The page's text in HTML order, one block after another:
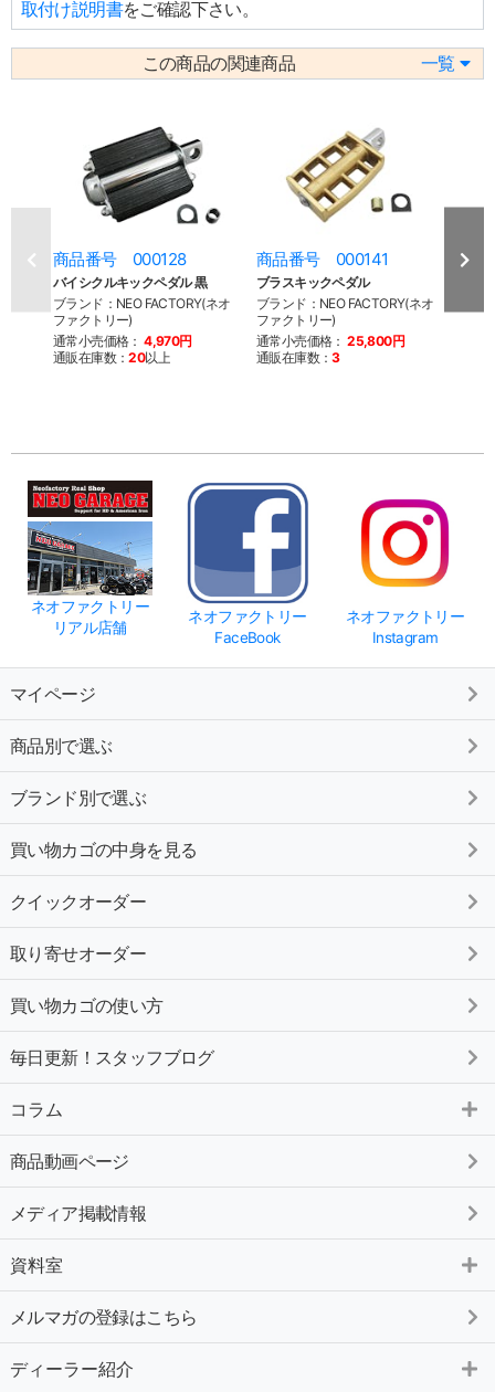
取付け説明書をご確認下さい。
この商品の関連商品 一覧
商品番号 000128
バイシクルキックペダル 黒
ブランド：NEO FACTORY(ネオ
ファクトリー)
通常小売価格： 4,970円
通販在庫数：20以上
商品番号 000141
ブラスキックペダル
ブランド：NEO FACTORY(ネオ
ファクトリー)
通常小売価格： 25,800円
通販在庫数：3
商
ネオファクトリー
リアル店舗
ネオファクトリー
FaceBook
ネオファクトリー
Instagram
マイページ
商品別で選ぶ
ブランド別で選ぶ
買い物カゴの中身を見る
クイックオーダー
取り寄せオーダー
買い物カゴの使い方
毎日更新！スタッフブログ
コラム
商品動画ページ
メディア掲載情報
資料室
メルマガの登録はこちら
ディーラー紹介